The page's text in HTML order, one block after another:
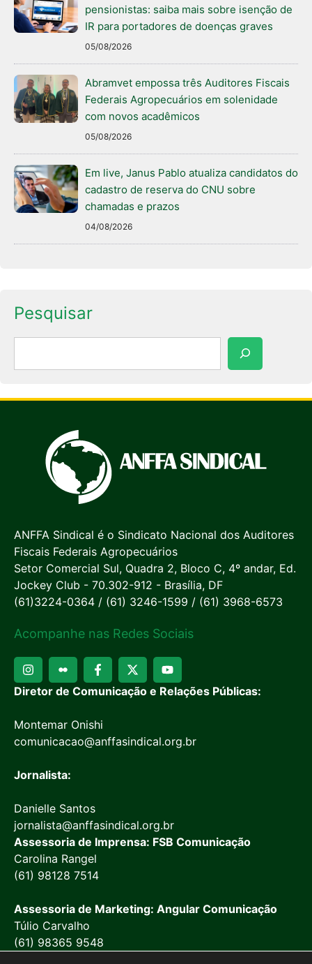
pensionistas: saiba mais sobre isenção de
IR para portadores de doenças graves
05/08/2026
Abramvet empossa três Auditores Fiscais
Federais Agropecuários em solenidade
com novos acadêmicos
05/08/2026
Em live, Janus Pablo atualiza candidatos do
cadastro de reserva do CNU sobre
chamadas e prazos
04/08/2026
Pesquisar
ANFFA Sindical é o Sindicato Nacional dos Auditores
Fiscais Federais Agropecuários
Setor Comercial Sul, Quadra 2, Bloco C, 4º andar, Ed.
Jockey Club - 70.302-912 - Brasília, DF
(61)3224-0364 / (61) 3246-1599 / (61) 3968-6573
Acompanhe nas Redes Sociais
Diretor de Comunicação e Relações Públicas:
Montemar Onishi
comunicacao@anffasindical.org.br
Jornalista:
Danielle Santos
jornalista@anffasindical.org.br
Assessoria de Imprensa: FSB Comunicação
Carolina Rangel
(61) 98128 7514
Assessoria de Marketing: Angular Comunicação
Túlio Carvalho
(61) 98365 9548